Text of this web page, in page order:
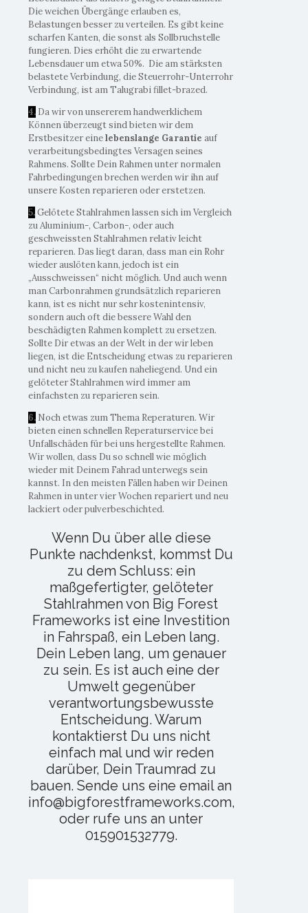
Die weichen Übergänge erlauben es,
Belastungen besser zu verteilen. Es gibt keine
scharfen Kanten, die sonst als Sollbruchstelle
fungieren. Dies erhöht die zu erwartende
Lebensdauer um etwa 50%. Die am stärksten
belastete Verbindung, die Steuerrohr-Unterrohr
Verbindung, ist am Talugrabi fillet-brazed.
4. Da wir von unsererem handwerklichem
Können überzeugt sind bieten wir dem
Erstbesitzer einelebenslange Garantie auf
verarbeitungsbedingtes Versagen seines
Rahmens. Sollte Dein Rahmen unter normalen
Fahrbedingungen brechen werden wir ihn auf
unsere Kosten reparieren oder erstetzen.
5.Gelötete Stahlrahmen lassen sich im Vergleich
zu Aluminium-, Carbon-, oder auch
geschweissten Stahlrahmen relativ leicht
reparieren. Das liegt daran, dass man ein Rohr
wieder auslöten kann, jedoch ist ein
„Ausschweissen“ nicht möglich. Und auch wenn
man Carbonrahmen grundsätzlich reparieren
kann, ist es nicht nur sehr kostenintensiv,
sondern auch oft die bessere Wahl den
beschädigten Rahmen komplett zu ersetzen.
Sollte Dir etwas an der Welt in der wir leben
liegen, ist die Entscheidung etwas zu reparieren
und nicht neu zu kaufen naheliegend. Und ein
gelöteter Stahlrahmen wird immer am
einfachsten zu reparieren sein.
6. Noch etwas zum Thema Reperaturen. Wir
bieten einen schnellen Reperaturservice bei
Unfallschäden für bei uns hergestellte Rahmen.
Wir wollen, dass Du so schnell wie möglich
wieder mit Deinem Fahrad unterwegs sein
kannst. In den meisten Fällen haben wir Deinen
Rahmen in unter vier Wochen repariert und neu
lackiert oder pulverbeschichted.
Wenn Du über alle diese
Punkte nachdenkst, kommst Du
zu dem Schluss: ein
maßgefertigter, gelöteter
Stahlrahmen von Big Forest
Frameworks ist eine Investition
in Fahrspaß, ein Leben lang.
Dein Leben lang, um genauer
zu sein. Es ist auch eine der
Umwelt gegenüber
verantwortungsbewusste
Entscheidung. Warum
kontaktierst Du uns nicht
einfach mal und wir reden
darüber, Dein Traumrad zu
bauen. Sende uns eine email an
info@bigforestframeworks.com,
oder rufe uns an unter
015901532779.